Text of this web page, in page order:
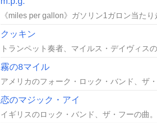
《miles per gallon》ガソリン1ガロン当た
クッキン
トランペット奏者、マイルス・デイヴィス
霧の8マイル
アメリカのフォーク・ロック・バンド、ザ
恋のマジック・アイ
イギリスのロック・バンド、ザ・フーの曲